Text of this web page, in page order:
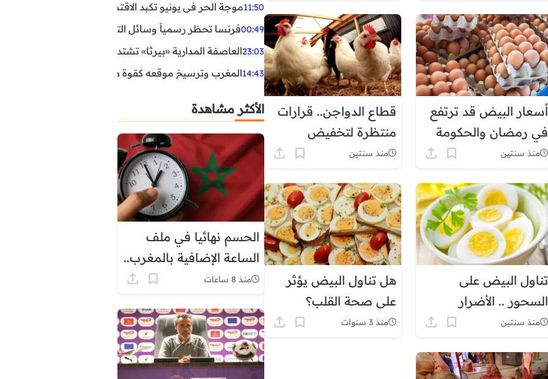
(وزير الفلاحة)
أسعار البيض قد ترتفع
في رمضان والحكومة
تتدخل
منذ سنتين
قطاع الدواجن.. قرارات
منتظرة لتخفيض
الأسعار
منذ سنتين
تناول البيض على
السحور .. الأضرار
والفوائد
منذ سنتين
هل تناول البيض يؤثر
على صحة القلب؟
منذ 3 سنوات
11:50موجة الحر في يونيو تكبد الاقتصاد البريطاني خسائر تجاوزت 1.5 مليار
00:49فرنسا تحظر رسمياً وسائل التواصل الاجتماعي على القاصرين
23:03العاصفة المدارية «بيرثا» تشتد وتقترب من سواحل
14:43المغرب وترسيخ موقعه كقوة طاقية إقليمية
الأكثر مشاهدة
الحسم نهائيا في ملف
الساعة الإضافية بالمغرب..
هذا موعد العودة إلى
دائم
منذ 8 ساعات